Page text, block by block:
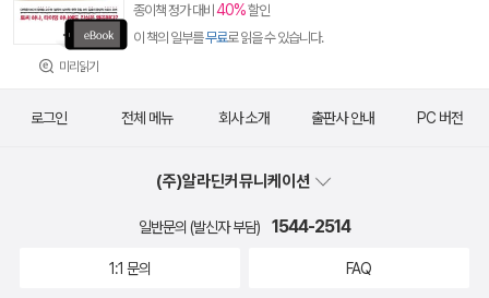
미리읽기
종이책 정가 대비 40%할인
이 책의 일부를무료로 읽을 수 있습니다.
로그인 전체 메뉴 회사 소개 출판사 안내 PC 버전
(주)알라딘커뮤니케이션
일반문의 (발신자 부담) 1544-2514
1:1 문의 FAQ